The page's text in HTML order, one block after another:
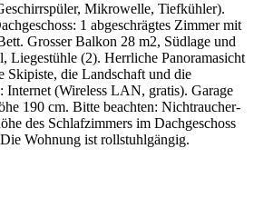
Mikrowelle, Tiefkühler).
1 abgeschrägtes Zimmer mit
Grosser Balkon 28 m2, Südlage und
Liegestühle (2). Herrliche Panoramasicht
Skipiste, die Landschaft und die
Internet (Wireless LAN, gratis). Garage
190 cm. Bitte beachten: Nichtraucher-
des Schlafzimmers im Dachgeschoss
Wohnung ist rollstuhlgängig.